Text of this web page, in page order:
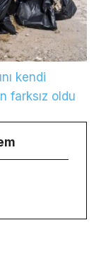
kendi
farksız oldu